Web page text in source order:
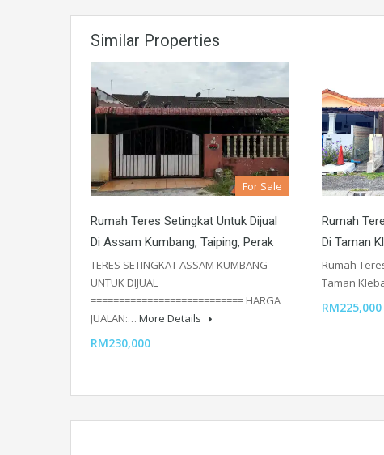
Similar Properties
For Sale
Rumah Teres Setingkat Untuk Dijual
Di Assam Kumbang, Taiping, Perak
TERES SETINGKAT ASSAM KUMBANG
UNTUK DIJUAL
=========================== HARGA
JUALAN:… More Details
RM230,000
Rumah
Di Taman
Rumah
Taman
RM225,000